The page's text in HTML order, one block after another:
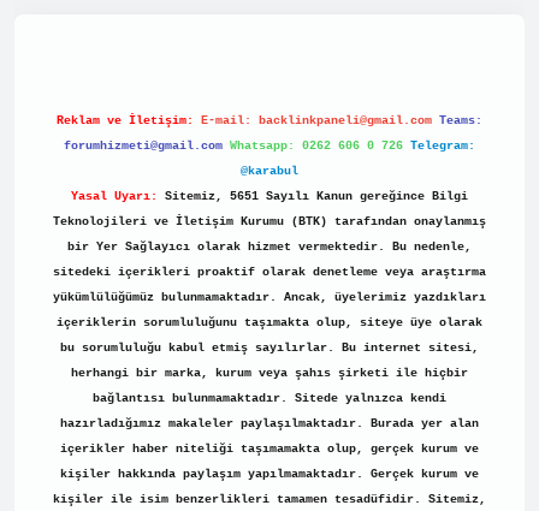
Reklam ve İletişim: E-mail: backlinkpaneli@gmail.com Teams:
forumhizmeti@gmail.com Whatsapp: 0262 606 0 726 Telegram:
@karabul
Yasal Uyarı:
Sitemiz, 5651 Sayılı Kanun gereğince Bilgi
Teknolojileri ve İletişim Kurumu (BTK) tarafından onaylanmış
bir Yer Sağlayıcı olarak hizmet vermektedir. Bu nedenle,
sitedeki içerikleri proaktif olarak denetleme veya araştırma
yükümlülüğümüz bulunmamaktadır. Ancak, üyelerimiz yazdıkları
içeriklerin sorumluluğunu taşımakta olup, siteye üye olarak
bu sorumluluğu kabul etmiş sayılırlar. Bu internet sitesi,
herhangi bir marka, kurum veya şahıs şirketi ile hiçbir
bağlantısı bulunmamaktadır. Sitede yalnızca kendi
hazırladığımız makaleler paylaşılmaktadır. Burada yer alan
içerikler haber niteliği taşımamakta olup, gerçek kurum ve
kişiler hakkında paylaşım yapılmamaktadır. Gerçek kurum ve
kişiler ile isim benzerlikleri tamamen tesadüfidir. Sitemiz,